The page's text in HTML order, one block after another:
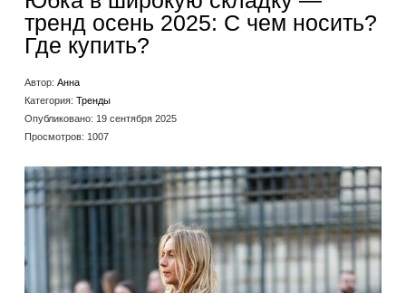
тренд осень 2025: С чем носить?
Где купить?
Автор: Анна
Категория: Тренды
Опубликовано: 19 сентября 2025
Просмотров: 1007